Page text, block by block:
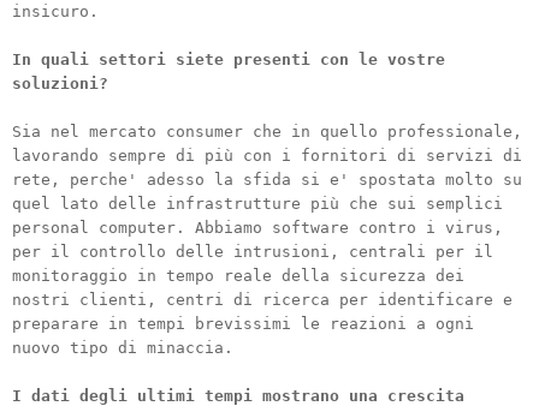
insicuro.
In quali settori siete presenti con le vostre
soluzioni?
Sia nel mercato consumer che in quello professionale,
lavorando sempre di più con i fornitori di servizi di
rete, perche' adesso la sfida si e' spostata molto su
quel lato delle infrastrutture più che sui semplici
personal computer. Abbiamo software contro i virus,
per il controllo delle intrusioni, centrali per il
monitoraggio in tempo reale della sicurezza dei
nostri clienti, centri di ricerca per identificare e
preparare in tempi brevissimi le reazioni a ogni
nuovo tipo di minaccia.
I dati degli ultimi tempi mostrano una crescita